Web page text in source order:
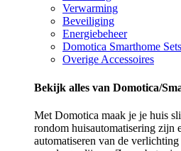
Verwarming
Beveiliging
Energiebeheer
Domotica Smarthome Sets
Overige Accessoires
Bekijk alles van Domotica/
Met Domotica maak je je huis
rondom huisautomatisering zijn
automatiseren van de